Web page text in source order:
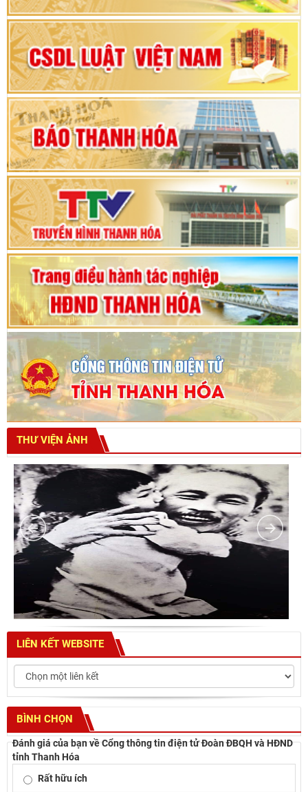
nhiệm kỳ 2025 – 2030
Đại hội Đảng bộ xã Yên Ninh lần thứ nhất,
nhiệm kỳ 2025 - 2030
Khai mạc Kỳ họp bất thường lần thứ 9, Quốc
hội khóa XV
Phiên thảo luận Kỳ họp thứ 24, HĐND tỉnh
Thanh Hóa khóa XVIII, nhiệm kỳ 2021 - 2026
Bế mạc Kỳ họp thứ hai bốn, Hội đồng nhân dân
tỉnh khoá XVIII
THƯ VIỆN ẢNH
LIÊN KẾT WEBSITE
BÌNH CHỌN
Đánh giá của bạn về Cổng thông tin điện tử Đoàn ĐBQH và HĐND
tỉnh Thanh Hóa
Rất hữu ích